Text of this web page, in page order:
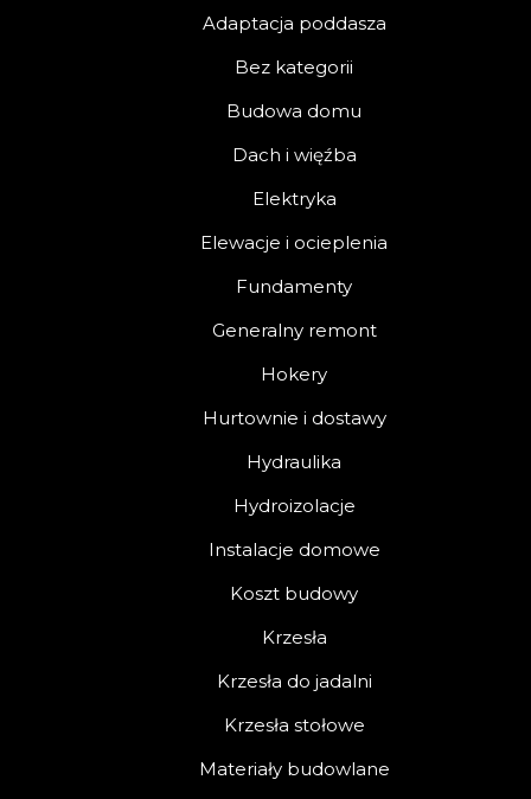
Adaptacja poddasza
Bez kategorii
Budowa domu
Dach i więźba
Elektryka
Elewacje i ocieplenia
Fundamenty
Generalny remont
Hokery
Hurtownie i dostawy
Hydraulika
Hydroizolacje
Instalacje domowe
Koszt budowy
Krzesła
Krzesła do jadalni
Krzesła stołowe
Materiały budowlane